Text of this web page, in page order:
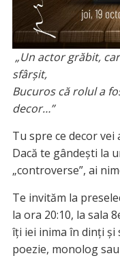
„Un actor grăbit,
sfârșit,
Bucuros că rolul a
decor…”
Tu spre ce decor vei
Dacă te gândești la
„controverse”, ai
Te invităm la
la ora 20:10, la sala
îți iei inima în dinți și
poezie, monolog